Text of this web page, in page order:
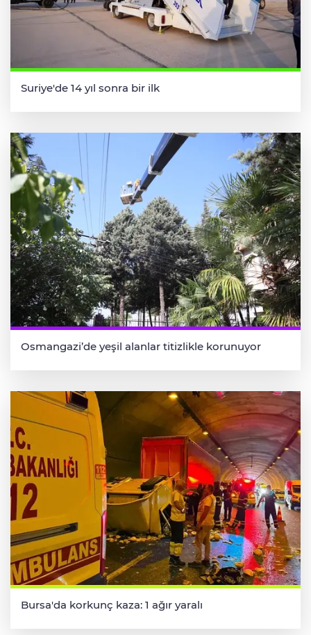
Suriye'de 14 yıl sonra bir ilk
Osmangazi’de yeşil alanlar titizlikle korunuyor
Bursa'da korkunç kaza: 1 ağır yaralı